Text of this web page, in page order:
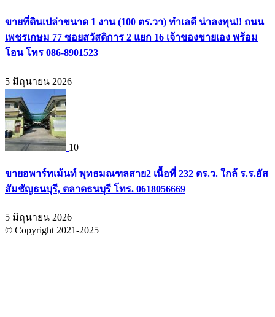
ขายที่ดินเปล่าขนาด 1 งาน (100 ตร.วา) ทำเลดี น่าลงทุน!! ถนน
เพชรเกษม 77 ซอยสวัสดิการ 2 แยก 16 เจ้าของขายเอง พร้อม
โอน โทร 086-8901523
5 มิถุนายน 2026
10
ขายอพาร์ทเม้นท์ พุทธมณฑลสาย2 เนื้อที่ 232 ตร.ว. ใกล้ ร.ร.อัส
สัมชัญธนบุรี, ตลาดธนบุรี โทร. 0618056669
5 มิถุนายน 2026
© Copyright 2021-2025